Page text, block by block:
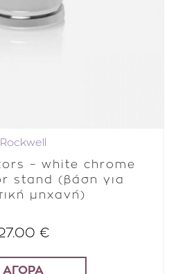
Rockwell
– white chrome
stand (βάση για
μηχανή)
€
ΑΓΟΡΑ